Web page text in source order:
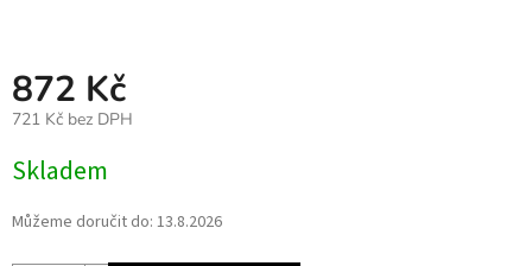
872 Kč
721 Kč bez DPH
cena:
Skladem
Můžeme doručit do: 13.8.2026